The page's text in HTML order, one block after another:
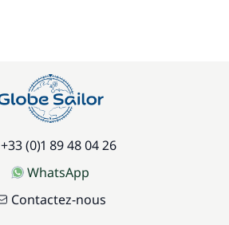
+33 (0)1 89 48 04 26
WhatsApp
Contactez-nous